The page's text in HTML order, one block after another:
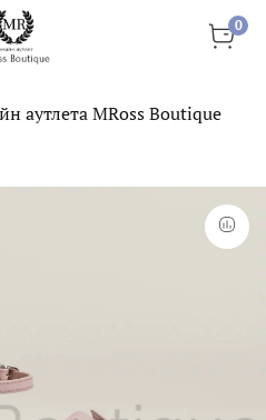
0
аутлета MRoss Boutique